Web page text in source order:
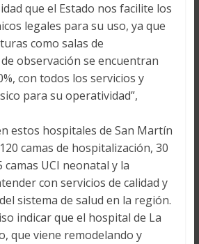
que el Estado nos facilite los
legales para su uso, ya que
como salas de
observación se encuentran
con todos los servicios y
para su operatividad”,
estos hospitales de San Martín
camas de hospitalización, 30
UCI neonatal y la
con servicios de calidad y
sistema de salud en la región.
indicar que el hospital de La
que viene remodelando y